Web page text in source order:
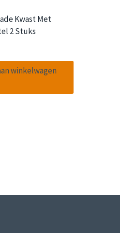
Kwast Met
2 Stuks
winkelwagen